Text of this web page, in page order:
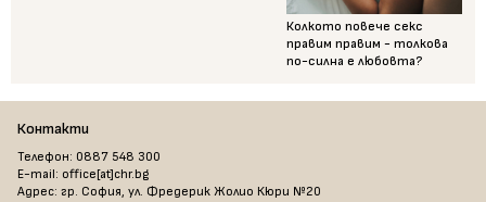
Колкото повече секс
правим правим - толкова
по-силна е любовта?
Контакти
Телефон: 0887 548 300
E-mail: office[at]chr.bg
Адрес: гр. София, ул. Фредерик Жолио Кюри №20